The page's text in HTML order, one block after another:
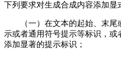
下列要求对生成合成内容添加显
（一）在文本的起始、末尾
示或者通用符号提示等标识，
添加显著的提示标识；